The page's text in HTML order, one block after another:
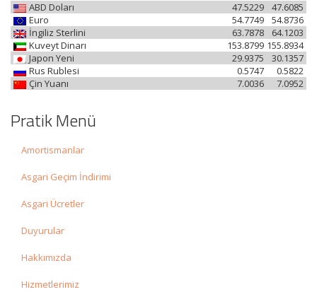
ABD Doları 47.6085
47.5229
Euro
54.8736
54.7749
İngiliz Sterlini
64.1203
63.7878
Kuveyt Dinarı
155.8934
153.8799
Japon Yeni
30.1357
29.9375
Rus Rublesi
0.5822
0.5747
Çin Yuanı
7.0952
7.0036
Pratik Menü
Amortismanlar
Asgari Geçim İndirimi
Asgari Ücretler
Duyurular
Hakkımızda
Hizmetlerimiz